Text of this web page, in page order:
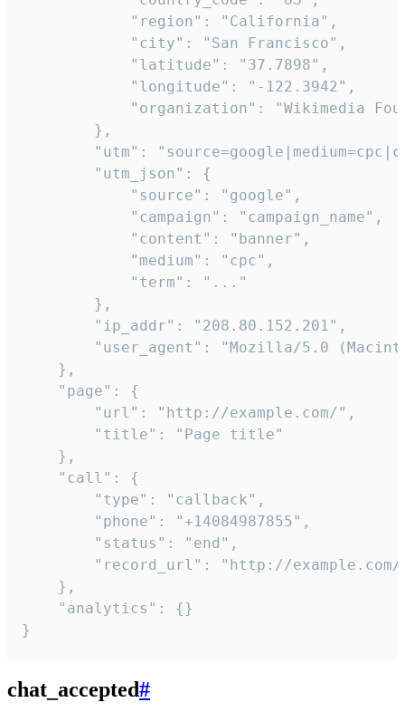
            "region": "California",
            "city": "San Francisco",
            "latitude": "37.7898",
            "longitude": "-122.3942",
"organization": "Wikimedia
        },
"utm":
        "utm_json": {
            "source": "google",
            "campaign": "campaign_name",
            "content": "banner",
            "medium": "cpc",
            "term": "..."
        },
        "ip_addr": "208.80.152.201",
"user_agent": "Mozilla/5.0
    },
    "page": {
        "url": "http://example.com/",
        "title": "Page title"
    },
    "call": {
        "type": "callback",
        "phone": "+14084987855",
        "status": "end",
"record_url": "http://
    },
    "analytics": {}
}
chat_accepted#